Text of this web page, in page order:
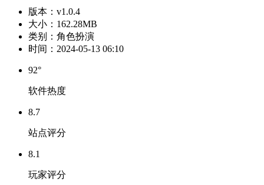
版本： v1.0.4
大小： 162.28MB
类别： 角色扮演
时间： 2024-05-13 06:10
92°
软件热度
8.7
站点评分
8.1
玩家评分